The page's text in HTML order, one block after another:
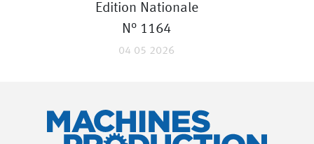
Edition Nationale
N° 1164
04 05 2026